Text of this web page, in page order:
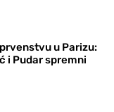
u Parizu:
i Pudar spremni